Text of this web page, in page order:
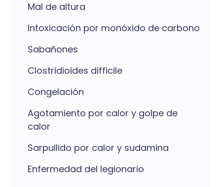
Mal de altura
Intoxicación por monóxido de carbono
Sabañones
Clostridioides difficile
Congelación
Agotamiento por calor y golpe de
calor
Sarpullido por calor y sudamina
Enfermedad del legionario